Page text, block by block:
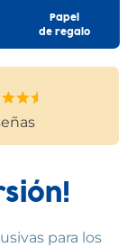
Papel
de regalo
para los